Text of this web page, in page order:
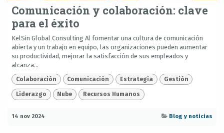
Comunicación y colaboración: clave
para el éxito
KelSin Global Consulting Al fomentar una cultura de comunicación
abierta y un trabajo en equipo, las organizaciones pueden aumentar
su productividad, mejorar la satisfacción de sus empleados y
alcanza...
Colaboración Comunicación Estrategia Gestión
Liderazgo Nube Recursos Humanos
14 nov 2024 Blog y noticias